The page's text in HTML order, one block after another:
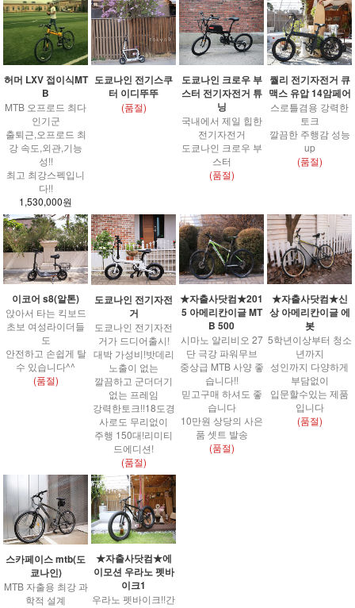
허머 LXV 접이식MT
B
MTB 오프로드 최다
인기군
출퇴근,오프로드 최
강 속도,외관,기능
성!!
최고 최강스펙입니
다!!
1,530,000원
도쿄나인 전기스쿠
터 이디뚜뚜
(품절)
도쿄나인 크로우 부
스터 전기자전거 튜
닝
국내에서 제일 힙한
전기자전거
도쿄나인 크로우 부
스터
(품절)
퀄리 전기자전거 큐
맥스 유압 14암페어
스로틀겸용 강력한
토크
깔끔한 주행감 성능
up
(품절)
이코어 s8(알톤)
앉아서 타는 킥보드
초보 여성라이더들
도
안전하고 손쉽게 탈
수 있습니다^^
(품절)
도쿄나인 전기자전
거
도쿄나인 전기자전
거가 드디어출시!
대박 가성비!밧데리
노출이 없는
깔끔하고 군더더기
없는 프레임
강력한토크!!18도경
사로도 무리없이
주행 150대!리미티
드에디션!
(품절)
★자출사닷컴★201
5 아메리칸이글 MT
B 500
시마노 알리비오 27
단 극강 파워무브
중상급 MTB 사양 좋
습니다!!
믿고구매 하셔도 좋
습니다
10만원 상당의 사은
품 셋트 발송
(품절)
★자출사닷컴★신
상 아메리칸이글 에
봇
5학년이상부터 청소
년까지
성인까지 다양하게
부담없이
입문할수있는 제품
입니다
(품절)
스카페이스 mtb(도
쿄나인)
MTB 자출용 최강 과
학적 설계
★자출사닷컴★에
이모션 우라노 펫바
이크1
우라노 펫바이크!!간